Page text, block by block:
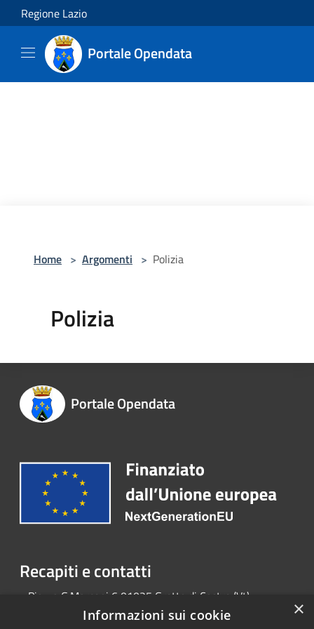
Salta al contenuto principale
Regione Lazio
Portale Opendata
Home > Argomenti > Polizia
Polizia
Portale Opendata
Recapiti e contatti
Piazza G.Marconi 6 01025 Grotte di Castro (Vt)
0763 798002
×
Informazioni sui cookie